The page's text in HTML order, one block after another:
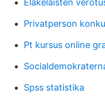
Eläkeläisten
Privatperson
Pt kursus online
Spss statistika